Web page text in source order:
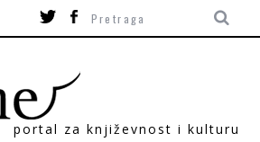
portal za književnost i kulturu